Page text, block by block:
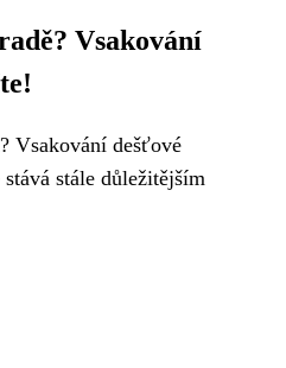
Vsakování
Vsakování dešťové
stále důležitějším